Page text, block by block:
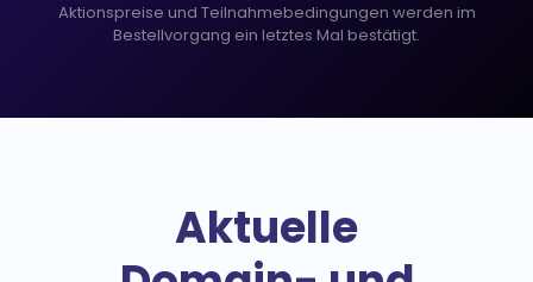
Aktionspreise und Teilnahmebedingungen werden im
Bestellvorgang ein letztes Mal bestätigt.
Aktuelle